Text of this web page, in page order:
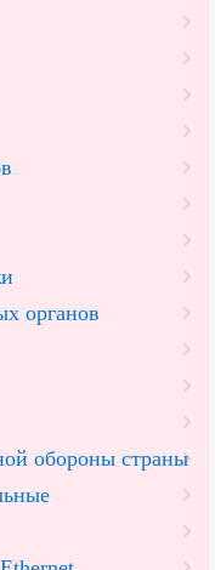
органов
обороны страны